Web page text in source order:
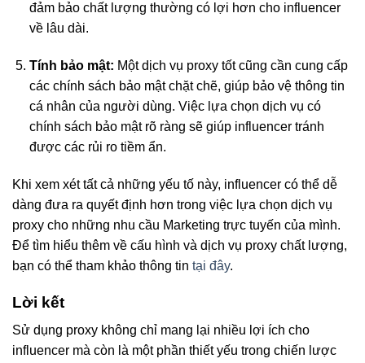
đảm bảo chất lượng thường có lợi hơn cho influencer
về lâu dài.
Tính bảo mật: Một dịch vụ proxy tốt cũng cần cung cấp
các chính sách bảo mật chặt chẽ, giúp bảo vệ thông tin
cá nhân của người dùng. Việc lựa chọn dịch vụ có
chính sách bảo mật rõ ràng sẽ giúp influencer tránh
được các rủi ro tiềm ẩn.
Khi xem xét tất cả những yếu tố này, influencer có thể dễ
dàng đưa ra quyết định hơn trong việc lựa chọn dịch vụ
proxy cho những nhu cầu Marketing trực tuyến của mình.
Để tìm hiểu thêm về cấu hình và dịch vụ proxy chất lượng,
bạn có thể tham khảo thông tin tại đây.
Lời kết
Sử dụng proxy không chỉ mang lại nhiều lợi ích cho
influencer mà còn là một phần thiết yếu trong chiến lược